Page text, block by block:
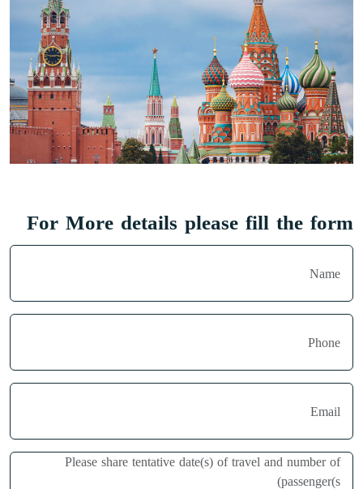
For More details please fill the form